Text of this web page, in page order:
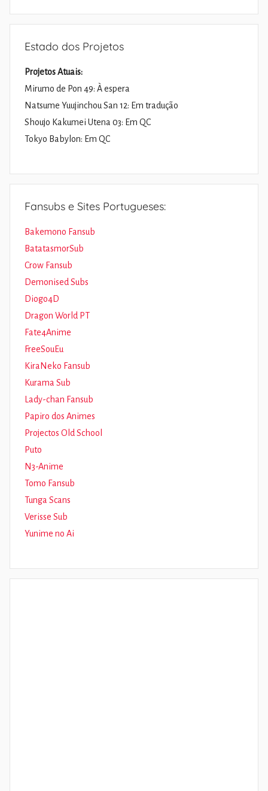
Estado dos Projetos
Projetos Atuais:
Mirumo de Pon 49: À espera
Natsume Yuujinchou San 12: Em tradução
Shoujo Kakumei Utena 03: Em QC
Tokyo Babylon: Em QC
Fansubs e Sites Portugueses:
Bakemono Fansub
BatatasmorSub
Crow Fansub
Demonised Subs
Diogo4D
Dragon World PT
Fate4Anime
FreeSouEu
KiraNeko Fansub
Kurama Sub
Lady-chan Fansub
Papiro dos Animes
Projectos Old School
Puto
N3-Anime
Tomo Fansub
Tunga Scans
Verisse Sub
Yunime no Ai